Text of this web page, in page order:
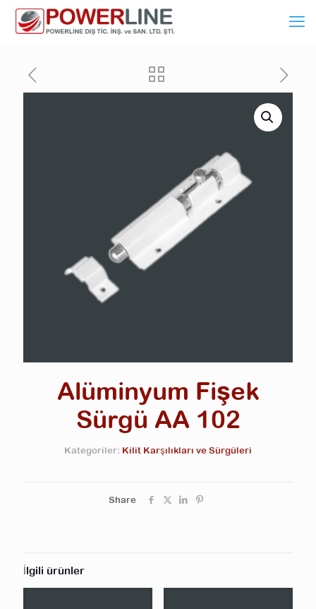
Alüminyum Fişek
Sürgü AA 102
Kategoriler: Kilit Karşılıkları ve Sürgüleri
Share
İlgili ürünler